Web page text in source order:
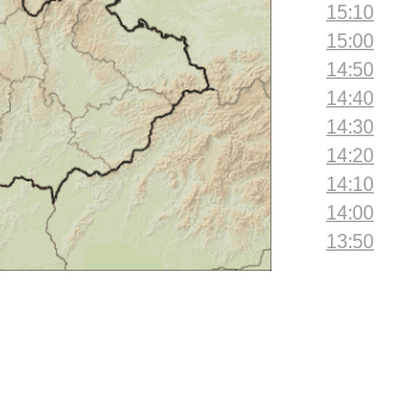
15:10
15:00
14:50
14:40
14:30
14:20
14:10
14:00
13:50